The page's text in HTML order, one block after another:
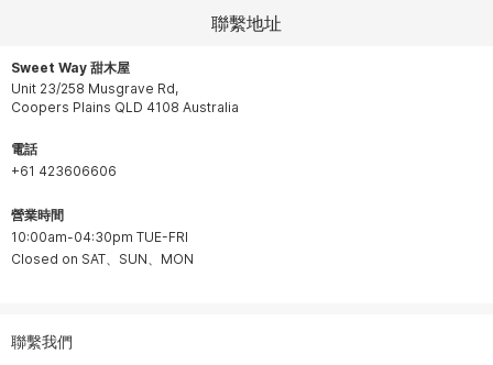
聯繫地址
Sweet Way 甜木屋
Unit 23/258 Musgrave Rd,
Coopers Plains QLD 4108 Australia
電話
+61 423606606
營業時間
10:00am-04:30pm TUE-FRI
Closed on SAT、SUN、MON
聯繫我們